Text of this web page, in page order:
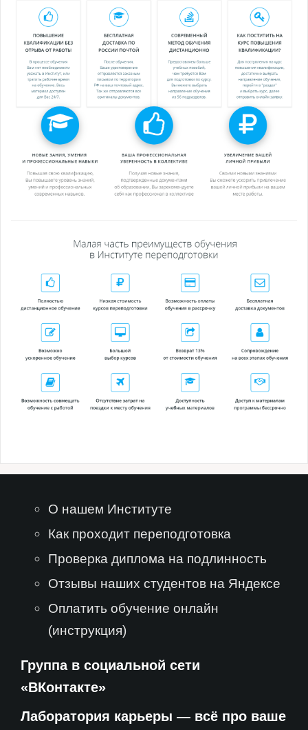
О нашем Институте
Как проходит переподготовка
Проверка диплома на подлинность
Отзывы наших студентов на Яндексе
Оплатить обучение онлайн
(инструкция)
Группа в социальной сети
«ВКонтакте»
Лаборатория карьеры — всё про ваше